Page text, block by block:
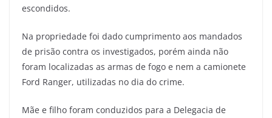
escondidos.
Na propriedade foi dado cumprimento aos mandados
de prisão contra os investigados, porém ainda não
foram localizadas as armas de fogo e nem a camionete
Ford Ranger, utilizadas no dia do crime.
Mãe e filho foram conduzidos para a Delegacia de